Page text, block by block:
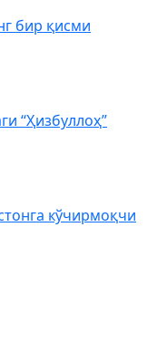
бир қисми
“Ҳизбуллоҳ”
кўчирмоқчи